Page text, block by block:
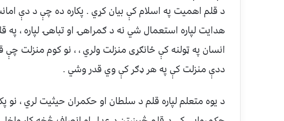
د قلم اهمیت په اسلام کې بیان کړي . پکاره ده چې د دې
هدایت لپاره استعمال شي نه د ګمراهۍ او تباهۍ لپاره ،
انسان په ټولنه کې ځانګړی منزلت ولري ، ، نو کوم منزلت چې
ددې منزلت کې په هر ډګر کې وي قدر وشي .
د یوه متعلم لپاره قلم د سلطان او حکمران حیثیت لري ، نو